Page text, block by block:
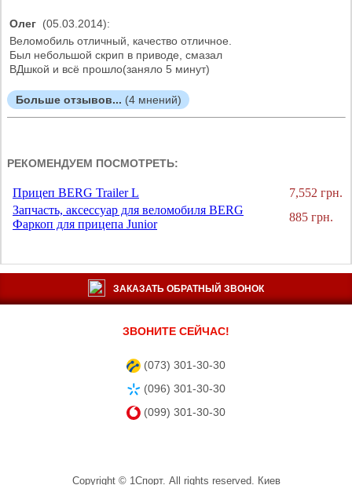
Олег (05.03.2014):
Веломобиль отличный, качество отличное.
Был небольшой скрип в приводе, смазал
ВДшкой и всё прошло(заняло 5 минут)
Больше отзывов... (4 мнений)
РЕКОМЕНДУЕМ ПОСМОТРЕТЬ:
Прицеп BERG Trailer L
7,552 грн.
Запчасть, аксессуар для веломобиля BERG
Фаркоп для прицепа Junior
885 грн.
ЗАКАЗАТЬ ОБРАТНЫЙ ЗВОНОК
ЗВОНИТЕ СЕЙЧАС!
(073) 301-30-30
(096) 301-30-30
(099) 301-30-30
Copyright © 1Спорт. All rights reserved. Киев